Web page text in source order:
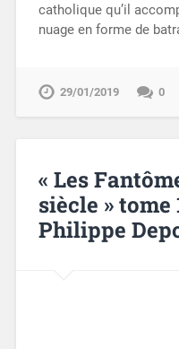
catholique qu’il
nuage en forme de
29/01/2019 0
« Les
siècle » tome
Philippe